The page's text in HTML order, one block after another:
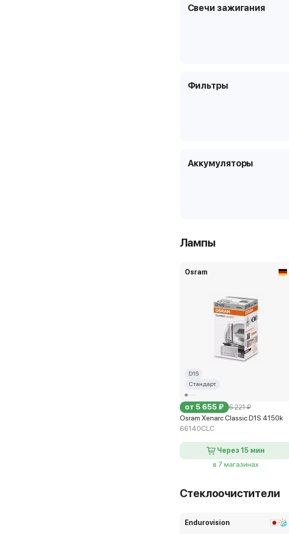
Цилиндры
Свечи зажигания
Фильтры
Аккумуляторы
Лампы
Osram
D1S
Стандарт
от 5 655 ₽ 6 221 ₽
Osram Xenarc Classic D1S 4150k
66140CLC
Через 15 мин
в 7 магазинах
Стеклоочистители
Endurovision